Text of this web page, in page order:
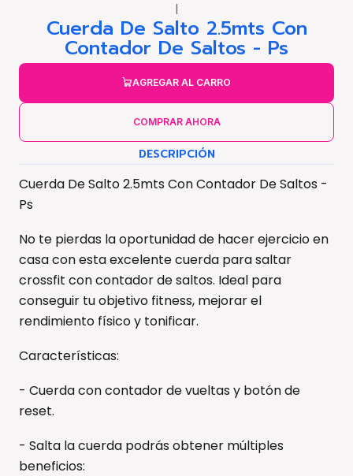
|
Cuerda De Salto 2.5mts Con
Contador De Saltos - Ps
AGREGAR AL CARRO
COMPRAR AHORA
DESCRIPCIÓN
Cuerda De Salto 2.5mts Con Contador De Saltos -
Ps
No te pierdas la oportunidad de hacer ejercicio en
casa con esta excelente cuerda para saltar
crossfit con contador de saltos. Ideal para
conseguir tu objetivo fitness, mejorar el
rendimiento físico y tonificar.
Características:
- Cuerda con contador de vueltas y botón de
reset.
- Salta la cuerda podrás obtener múltiples
beneficios: